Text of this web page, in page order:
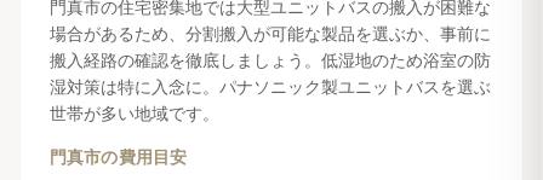
門真市の住宅密集地では大型ユニットバスの搬入が困難な
場合があるため、分割搬入が可能な製品を選ぶか、事前に
搬入経路の確認を徹底しましょう。低湿地のため浴室の防
湿対策は特に入念に。パナソニック製ユニットバスを選ぶ
世帯が多い地域です。
門真市の費用目安